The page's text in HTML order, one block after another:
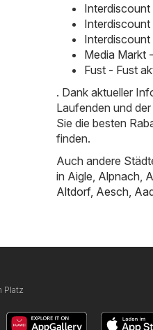
Media Markt
Fust - Fust
. Dank aktueller
Laufenden und
Sie die besten
finden.
Auch andere
in Aigle Alpnach
Altdorf, Aesch
Platz